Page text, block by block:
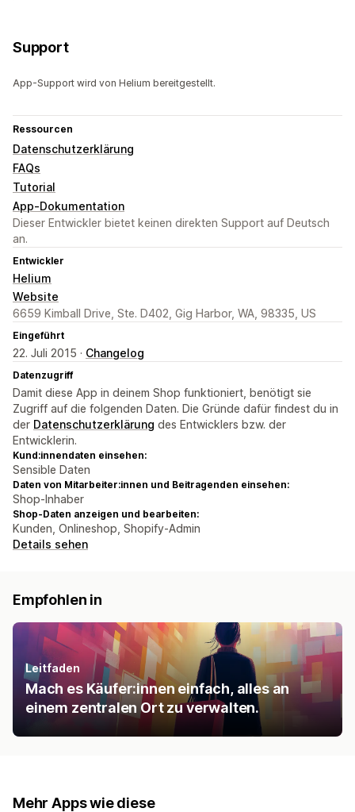
Support
App-Support wird von Helium bereitgestellt.
Ressourcen
Datenschutzerklärung
FAQs
Tutorial
App-Dokumentation
Dieser Entwickler bietet keinen direkten Support auf Deutsch
an.
Entwickler
Helium
Website
6659 Kimball Drive, Ste. D402, Gig Harbor, WA, 98335, US
Eingeführt
22. Juli 2015 · Changelog
Datenzugriff
Damit diese App in deinem Shop funktioniert, benötigt sie
Zugriff auf die folgenden Daten. Die Gründe dafür findest du in
der Datenschutzerklärung des Entwicklers bzw. der
Entwicklerin.
Kund:innendaten einsehen:
Sensible Daten
Daten von Mitarbeiter:innen und Beitragenden einsehen:
Shop-Inhaber
Shop-Daten anzeigen und bearbeiten:
Kunden, Onlineshop, Shopify-Admin
Details sehen
Empfohlen in
Leitfaden
Mach es Käufer:innen einfach, alles an
einem zentralen Ort zu verwalten.
Mehr Apps wie diese